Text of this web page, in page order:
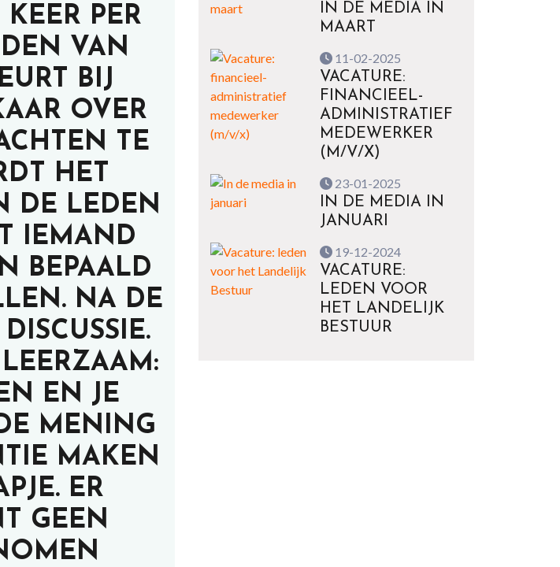
PER
VAN
BIJ
OVER
TE
HET
DE LEDEN
IEMAND
BEPAALD
NA DE
EN JE
MENING
MAKEN
ER
GEEN
IN DE MEDIA IN
MAART
11-02-2025
VACATURE:
FINANCIEEL-
ADMINISTRATIEF
MEDEWERKER
(M/V/X)
23-01-2025
IN DE MEDIA IN
JANUARI
19-12-2024
VACATURE:
LEDEN VOOR
HET LANDELIJK
BESTUUR